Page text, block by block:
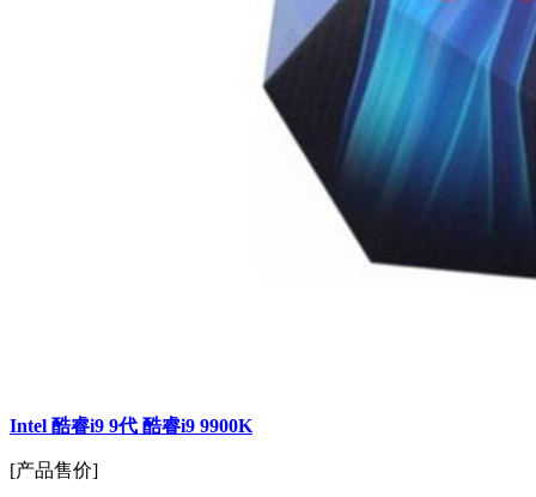
Intel 酷睿i9 9代 酷睿i9 9900K
[产品售价]